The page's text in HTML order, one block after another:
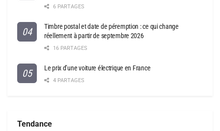
6 PARTAGES
Timbre postal et date de péremption : ce qui change
réellement à partir de septembre 2026
16 PARTAGES
Le prix d’une voiture électrique en France
4 PARTAGES
Tendance